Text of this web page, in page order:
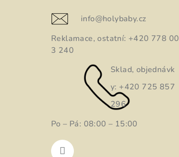
info@holybaby.cz
Reklamace, ostatní: +420 778 00
3 240
Sklad, objednávk
y: +420 725 857
296
Po – Pá: 08:00 – 15:00